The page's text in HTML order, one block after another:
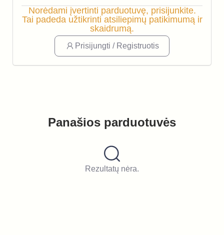
Norėdami įvertinti parduotuvę, prisijunkite.
Tai padeda užtikrinti atsiliepimų patikimumą ir
skaidrumą.
Prisijungti / Registruotis
Panašios parduotuvės
Rezultatų nėra.